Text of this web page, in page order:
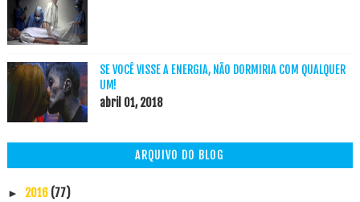
SE VOCÊ VISSE A ENERGIA, NÃO DORMIRIA COM QUALQUER
UM!
abril 01, 2018
ARQUIVO DO BLOG
► 2016 (77)